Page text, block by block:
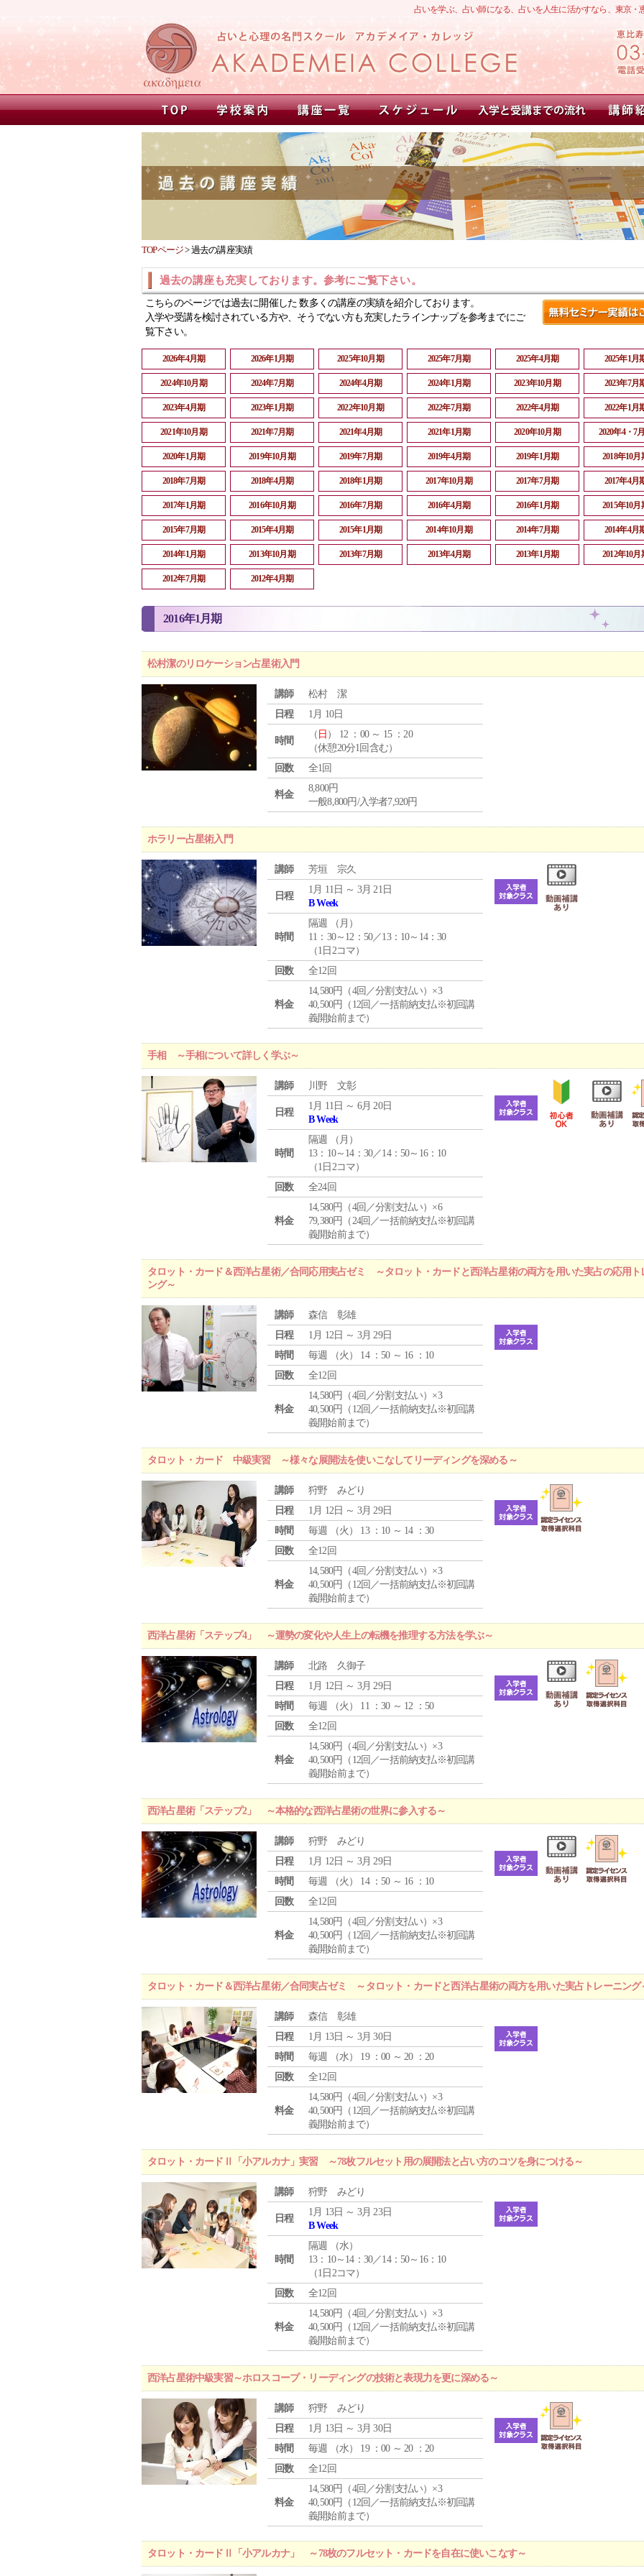
占いを学ぶ、占い師になる、占いを人生に活かすなら、東京
TOPページ>過去の講座実績
過去の講座も充実しております。参考にご覧下さい。
こちらのページでは過去に開催した 数多くの講座の実績を紹介しております。
入学や受講を検討されている方や、そうでない方も充実したラインナップを参考までにご
覧下さい。
2026年4月期 2026年1月期 2025年10月期 2025年7月期 2025年4月期 2025年1月
2024年10月期 2024年7月期 2024年4月期 2024年1月期 2023年10月期 2023年7月
2023年4月期 2023年1月期 2022年10月期 2022年7月期 2022年4月期 2022年1月
2021年10月期 2021年7月期 2021年4月期 2021年1月期 2020年10月期 2020年4・7
2020年1月期 2019年10月期 2019年7月期 2019年4月期 2019年1月期 2018年10月
2018年7月期 2018年4月期 2018年1月期 2017年10月期 2017年7月期 2017年4月
2017年1月期 2016年10月期 2016年7月期 2016年4月期 2016年1月期 2015年10月
2015年7月期 2015年4月期 2015年1月期 2014年10月期 2014年7月期 2014年4月
2014年1月期 2013年10月期 2013年7月期 2013年4月期 2013年1月期 2012年10月
2012年7月期 2012年4月期
2016年1月期
松村潔のリロケーション占星術入門
講師
松村 潔
日程
1月 10日
時間
（ 日 ） 12 ：00 ～ 15 ：20
（休憩20分1回含む）
回数
全1回
料金
8,800円
一般8,800円/入学者7,920円
ホラリー占星術入門
講師 芳垣 宗久
日程
1月 11日 ～ 3月 21日
B Week
時間
隔週 （ 月 ）
11：30～12：50／13：10～14：30
（1日2コマ）
回数
全12回
料金
14,580円（4回／分割支払い）×3
40,500円（12回／一括前納支払※初回講
義開始前まで）
手相 ～手相について詳しく学ぶ～
講師 川野 文彰
日程
1月 11日 ～ 6月 20日
B Week
時間
隔週 （ 月 ）
13：10～14：30／14：50～16：10
（1日2コマ）
回数
全24回
料金
14,580円（4回／分割支払い）×6
79,380円（24回／一括前納支払※初回講
義開始前まで）
タロット・カード＆西洋占星術／合同応用実占ゼミ ～タロット・カードと西洋占星術の両方を用いた実占の応用ト
ング～
講師
森信 彰雄
日程
1月 12日 ～ 3月 29日
時間
毎週 （火 ） 14 ：50 ～ 16 ：10
回数
全12回
料金
14,580円（4回／分割支払い）×3
40,500円（12回／一括前納支払※初回講
義開始前まで）
タロット・カード 中級実習 ～様々な展開法を使いこなしてリーディングを深める～
講師
狩野 みどり
日程
1月 12日 ～ 3月 29日
時間
毎週 （火 ） 13 ：10 ～ 14 ：30
回数
全12回
料金
14,580円（4回／分割支払い）×3
40,500円（12回／一括前納支払※初回講
義開始前まで）
西洋占星術「ステップ4」 ～運勢の変化や人生上の転機を推理する方法を学ぶ～
講師
北路 久御子
日程
1月 12日 ～ 3月 29日
時間
毎週 （火 ） 11 ：30 ～ 12 ：50
回数
全12回
料金
14,580円（4回／分割支払い）×3
40,500円（12回／一括前納支払※初回講
義開始前まで）
西洋占星術「ステップ2」 ～本格的な西洋占星術の世界に参入する～
講師
狩野 みどり
日程
1月 12日 ～ 3月 29日
時間
毎週 （火 ） 14 ：50 ～ 16 ：10
回数
全12回
料金
14,580円（4回／分割支払い）×3
40,500円（12回／一括前納支払※初回講
義開始前まで）
タロット・カード＆西洋占星術／合同実占ゼミ ～タロット・カードと西洋占星術の両方を用いた実占トレーニング
講師
森信 彰雄
日程
1月 13日 ～ 3月 30日
時間
毎週 （水） 19 ：00 ～ 20 ：20
回数
全12回
料金
14,580円（4回／分割支払い）×3
40,500円（12回／一括前納支払※初回講
義開始前まで）
タロット・カードⅡ「小アルカナ」実習 ～78枚フルセット用の展開法と占い方のコツを身につける～
講師 狩野 みどり
日程
1月 13日 ～ 3月 23日
B Week
時間
隔週 （水）
13：10～14：30／14：50～16：10
（1日2コマ）
回数
全12回
料金
14,580円（4回／分割支払い）×3
40,500円（12回／一括前納支払※初回講
義開始前まで）
西洋占星術中級実習～ホロスコープ・リーディングの技術と表現力を更に深める～
講師
狩野 みどり
日程
1月 13日 ～ 3月 30日
時間
毎週 （水） 19 ：00 ～ 20 ：20
回数
全12回
料金
14,580円（4回／分割支払い）×3
40,500円（12回／一括前納支払※初回講
義開始前まで）
タロット・カードⅡ「小アルカナ」 ～78枚のフルセット・カードを自在に使いこなす～